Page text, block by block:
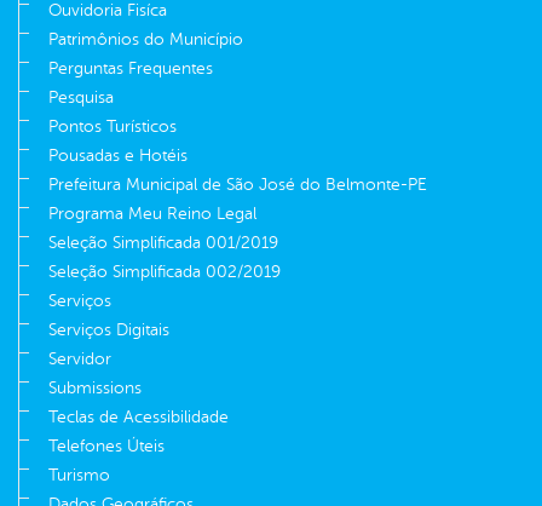
Ouvidoria Fisíca
Patrimônios do Município
Perguntas Frequentes
Pesquisa
Pontos Turísticos
Pousadas e Hotéis
Prefeitura Municipal de São José do Belmonte-PE
Programa Meu Reino Legal
Seleção Simplificada 001/2019
Seleção Simplificada 002/2019
Serviços
Serviços Digitais
Servidor
Submissions
Teclas de Acessibilidade
Telefones Úteis
Turismo